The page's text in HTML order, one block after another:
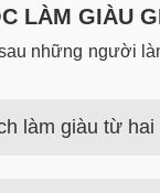
LÀM GIÀU
những người
làm giàu từ hai